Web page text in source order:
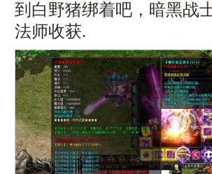
到白野猪绑着吧，暗黑战
法师收获.